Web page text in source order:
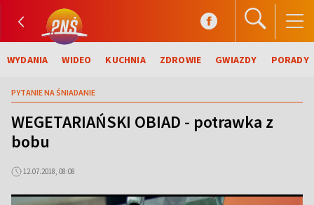
WYDANIA WIDEO KUCHNIA ZDROWIE GWIAZDY PORADY
PYTANIE NA ŚNIADANIE
WEGETARIAŃSKI OBIAD - potrawka z
bobu
12.07.2018, 08:08